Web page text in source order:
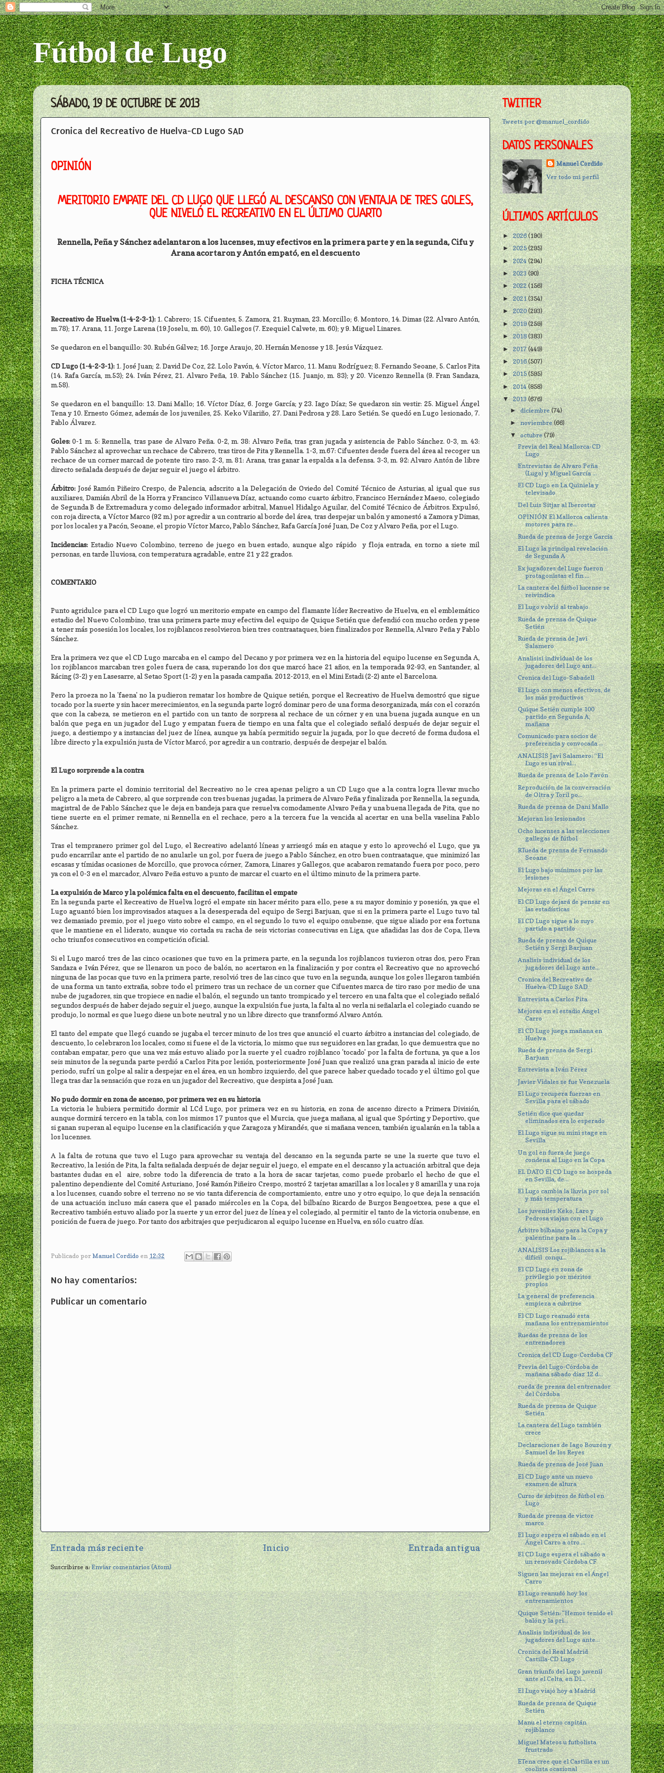
Fútbol de Lugo
SÁBADO, 19 DE OCTUBRE DE 2013
Cronica del Recreativo de Huelva-CD Lugo SAD
OPINIÓN
MERITORIO EMPATE DEL CD LUGO QUE LLEGÓ AL DESCANSO CON VENTAJA DE TRES GOLES,
QUE NIVELÓ EL RECREATIVO EN EL ÚLTIMO CUARTO
Rennella, Peña y Sánchez adelantaron a los lucenses, muy efectivos en la primera parte y en la segunda, Cifu y
Arana acortaron y Antón empató, en el descuento
FICHA TÉCNICA
Recreativo de Huelva (1-4-2-3-1): 1. Cabrero; 15. Cifuentes, 5. Zamora, 21. Ruyman, 23. Morcillo; 6. Montoro, 14. Dimas (22. Alvaro Antón,
m.78); 17. Arana, 11. Jorge Larena (19.Joselu, m. 60), 10. Gallegos (7. Ezequiel Calvete, m. 60); y 9. Miguel Linares.
Se quedaron en el banquillo: 30. Rubén Gálvez; 16. Jorge Araujo, 20. Hernán Menosse y 18. Jesús Vázquez.
CD Lugo (1-4-2-3-1): 1. José Juan; 2. David De Coz, 22. Lolo Pavón, 4. Víctor Marco, 11. Manu Rodríguez; 8. Fernando Seoane, 5. Carlos Pita
(14. Rafa García, m.53); 24. Iván Pérez, 21. Alvaro Peña, 19. Pablo Sánchez (15. Juanjo, m. 83); y 20. Vicenzo Rennella (9. Fran Sandaza,
m.58).
Se quedaron en el banquillo: 13. Dani Mallo; 16. Víctor Díaz, 6. Jorge García; y 23. Iago Díaz; Se quedaron sin vestir: 25. Miguel Ángel
Tena y 10. Ernesto Gómez, además de los juveniles, 25. Keko Vilariño, 27. Dani Pedrosa y 28. Laro Setién. Se quedó en Lugo lesionado, 7.
Pablo Álvarez.
Goles:0-1 m. 5: Rennella, tras pase de Alvaro Peña. 0-2, m. 38: Alvaro Peña, tras gran jugada y asistencia de Pablo Sánchez. 0-3, m. 43:
Pablo Sánchez al aprovechar un rechace de Cabrero, tras tiros de Pita y Rennella. 1-3, m.67: Cifuentes desde fuera del área al recoger un
rechace de un corner marcad de potente tiro raso. 2-3, m. 81: Arana, tras ganar la espalda a la defensa. 3-3, m. 92: Alvaro Antón de libre
directo señalada después de dejar seguir el juego el árbitro.
Árbitro: José Ramón Piñeiro Crespo, de Palencia, adscrito a la Delegación de Oviedo del Comité Técnico de Asturias, al igual que sus
auxiliares, Damián Abril de la Horra y Francisco Villanueva Díaz, actuando como cuarto árbitro, Francisco Hernández Maeso, colegiado
de Segunda B de Extremadura y como delegado informador arbitral, Manuel Hidalgo Aguilar, del Comité Técnico de Árbitros. Expulsó,
con roja directa, a Víctor Marco (92 m.) por agredir a un contrario al borde del área, tras despejar un balón y amonestó a Zamora y Dimas,
por los locales y a Pacón, Seoane, el propio Víctor Marco,Pablo Sánchez, Rafa García José Juan, De Coz y Alvaro Peña, por el Lugo.
Incidencias: Estadio Nuevo Colombino, terreno de juego en buen estado, aunque algo rápido y floja entrada, en torno a siete mil
personas, en tarde lluviosa, con temperatura agradable, entre 21 y 22 grados.
COMENTARIO
Punto agridulce para el CD Lugo que logró un meritorio empate en campo del flamante líder Recreativo de Huelva, en el emblemático
estadio del Nuevo Colombino, tras una primera parte muy efectiva del equipo de Quique Setién que defendió con mucho orden y pese
a tener más posesión los locales, los rojiblancos resolvieron bien tres contraataques, bien finalizados por Rennella, Alvaro Peña y Pablo
Sánchez.
Era la primera vez que el CD Lugo marcaba en el campo del Decano y por primera vez en la historia del equipo lucense en Segunda A,
los rojiblancos marcaban tres goles fuera de casa, superando los dos que marcó hace 21 años, en la temporada 92-93, en Santander, al
Rácing (3-2) y en Lasesarre, al Setao Sport (1-2) y en la pasada campaña. 2012-2013, en el Mini Estadi (2-2) ante el Barcelona.
Pero la proeza no la 'faena' no la pudieron rematar los hombre de Quique setién, porque el Recreativo de Huelva demostró que sigue
tocado por la suerte y sin hacer merecimientos, en la segunda parte logró dominar pero de una forma desorganizada, más con el corazón
que con la cabeza, se metieron en el partido con un tanto de sorpresa al rechace de un córner y en una buena jugada aunque en un
balón que pega en un jugador del Lugo y empatan fuera de tiempo en una falta que el colegiado señaló después de dejar seguir el
juego, a destiempo y a instancias del juez de línea, aunque ya había permitido seguir la jugada, por lo que decretó de forma dudosa el
libre directo y la expulsión justa de Víctor Marcó, por agredir a un contrario, después de despejar el balón.
El Lugo sorprende a la contra
En la primera parte el dominio territorial del Recreativo no le crea apenas peligro a un CD Lugo que a la contra logra llevar mucho
peligro a la meta de Cabrero, al que sorprende con tres buenas jugadas, la primera de Alvaro Peña y finalizada por Rennella, la segunda,
magistral de de Pablo Sánchez que le deja en bandeja para que resuelva comodamente Alvaro Peña y una buena llegada de Pita, que no
tiene suerte en el primer remate, ni Rennella en el rechace, pero a la tercera fue la vencida al acertar en una bella vaselina Pablo
Sánchez.
Tras el tempranero primer gol del Lugo, el Recreativo adelantó líneas y arriesgó más en ataque y esto lo aprovechó el Lugo, que ya
pudo encarrilar ante el partido de no anularle un gol, por fuera de juego a Pablo Sánchez, en otro buen contraataque, que minimizó las
escasas y tímidas ocasiones de Morcillo, que provoca córner, Zamora, Linares y Gallegos, que acabaron rematando fuera por poco, pero
ya con el 0-3 en el marcador, Alvaro Peña estuvo a punto de marcar el cuarto en el último minuto de la primera parte.
La expulsión de Marco y la polémica falta en el descuento, facilitan el empate
En la segunda parte el Recreativo de Huelva logró el empate sin hacer mérito para ello, pese a su mayor dominio y posesión, ya que el
Lugo aguantó bien los improvisados ataques a la desesperada del equipo de Sergi Barjuan, que si en la primera parte el Lugo tuvo tal
vez demasiado premio, por el juego visto sobre el campo, en el segundo lo tuvo el equipo onubense, que sigue aliado por esa fortuna
que le mantiene en el liderato, aunque vio cortada su racha de seis victorias consecutivas en Liga, que añadidas las dos de Copa, lleva
ocho triunfos consecutivos en competición oficial.
Si el Lugo marcó tres de las cinco ocasiones que tuvo en la primera parte, en la segunda los rojiblancos tuvieron otras dos, pero Fran
Sandaza e Iván Pérez, que se llenaron un poco de balón, no acertaron en la finalización y por contra el Recreativo que no aprovechó
ninguna de las pocas que tuvo en la primera parte, resolvió tres de las cinco que tuvo en la segunda, aunque los goles llegaron también
de una forma un tanto extraña, sobre todo el primero tras un rechace de un corner que Cifuentes marca de tiro raso por medio de una
nube de jugadores, sin que tropiece en nadie el balón, el segundo un tanto trompicado y el tercero en una falta que el colegiado señaló
segundos después de haber dejado seguir el juego, aunque la expulsión fue justa, la falta al no verla ni señalarla el colegiado cuando se
produjo, lo normal es que luego diese un bote neutral y no un libre directo que transformó Alvaro Antón.
El tanto del empate que llegó cuando se jugaba el tercer minuto de los tres que anunció el cuarto árbitro a instancias del colegiado, de
descuento, lo celebraron los locales, como si fuese el de la victoria, lo mismo que sus seguidores en las gradas, lo que demuestra que no
contaban empatar, pero que una vez más estuvo aliado por la suerte y el cuadro rojiblanco 'tocado' por la falta de fortuna, ya que a los
seis minutos de la segunda parte perdió a Carlos Pita por lesión, posteriormente José Juan que realizó una gran parada al inicio de este
periodo, sufrí un golpe al salir a despejar en el área, en un hombro izquierdo, del que parece haber quedado tocado y el último gol que
llega tras dar la sensación que roza en un jugador del Recreativo, que despista a José Juan.
No pudo dormir en zona de ascenso, por primera vez en su historia
La victoria le hubiera permitido dormir al LCd Lugo, por primera vez en su historia, en zona de ascenso directo a Primera División,
aunque dormirá tercero en la tabla, con los mismos 17 puntos que el Murcia, que juega mañana, al igual que Spórting y Deportivo, que
si ganan superan al equipo lucense en la clasificación y que Zaragoza y Mirandés, que si mañana vencen, también igualarán en la tabla a
los lucenses.
A la falta de rotuna que tuvo el Lugo para aprovechar su ventaja del descanso en la segunda parte se une la suerte que tuvo el
Recreativo, la lesión de Pita, la falta señalada después de dejar seguir el juego, el empate en el descanso y la actuación arbitral que deja
bastantes dudas en el aire, sobre todo la diferencia de trato a la hora de sacar tarjetas, como puede probarlo el hecho de que el
palentino dependiente del Comité Asturiano, José Ramón Piñeiro Crespo, mostró 2 tarjetas amarillas a los locales y 8 amarilla y una roja
a los lucenses, cuando sobre el terreno no se vio tanta diferencia de comportamiento, entre uno y otro equipo, lo que deja la sensación
de una actuación incluso más casera que el pasado miércoles en la Copa, del bilbaíno Ricardo de Burgos Bengoetxea, pese a que el
Recreativo también estuvo aliado por la suerte y un error del juez de línea y el colegiado, al permitir el tanto de la victoria onubense, en
posición de fuera de juego. Por tanto dos arbitrajes que perjudicaron al equipo lucense en Huelva, en sólo cuatro días.
Publicado por Manuel Cordido en 12:32
No hay comentarios:
Publicar un comentario
Entrada más reciente Entrada antigua
Inicio
Suscribirse a:Enviar comentarios (Atom)
TWITTER
Tweets por @manuel_cordido
DATOS PERSONALES
Manuel Cordido
Ver todo mi perfil
ÚLTIMOS ARTÍCULOS
►2026(190)
►2025(295)
►2024(294)
►2023(90)
►2022(156)
►2021(354)
►2020(293)
►2019(259)
►2018(383)
►2017(449)
►2016(507)
►2015(595)
►2014(858)
▼2013(676)
►diciembre(74)
►noviembre(66)
▼octubre(79)
Previa del Real Mallorca-CD
Lugo
Entrevistas de Alvaro Peña
(Lugo) y Miguel García ...
El CD Lugo en La Quiniela y
televisado
Del Luis Sitjar al Iberostar
OPINIÓN El Mallorca calienta
motores para re...
Rueda de prensa de Jorge García
El Lugo la principal revelación
de Segunda A
Ex jugadores del Lugo fueron
protagonistas el fin ...
La cantera del fútbol lucense se
reivindica
El Lugo volvió al trabajo
Rueda de prensa de Quique
Setién
Rueda de prensa de Javi
Salamero
Analisisi individual de los
jugadores del Lugo ant...
Cronica del Lugo-Sabadell
El Lugo con menos efectivos, de
los más productivos
Quique Setién cumple 100
partido en Segunda A,
mañana
Comunicado para socios de
preferencia y convocada ...
ANALISIS Javi Salamero: “El
Lugo es un rival...
Rueda de prensa de Lolo Pavón
Reprodución de la conversación
de Oltra y Toril po...
Rueda de prensa de Dani Mallo
Mejoran los lesionados
Ocho lucenses a las selecciones
gallegas de fútbol
RTueda de prensa de Fernando
Seoane
El Lugo bajo mínimos por las
lesiones
Mejoras en el Ángel Carro
El CD Lugo dejará de pensar en
las estadísticas
El CD Lugo sigue a lo suyo
partido a partido
Rueda de prensa de Quique
Setién y Sergi Barjuan
Analisis individual de los
jugadores del Lugo ante...
Cronica del Recreativo de
Huelva-CD Lugo SAD
Entrevista a Carlos Pita
Mejoras en el estadio Ángel
Carro
El CD Lugo juega mañana en
Huelva
Rueda de prensa de Sergi
Barjuan
Entrevista a Iván Pérez
Javier Vidales se fue Venezuela
El Lugo recupera fuerzas en
Sevilla para el sábado
Setién dice que quedar
eliminados era lo esperado
El Lugo sigue su mini stage en
Sevilla
Un gol en fuera de juego
condena al Lugo en la Copa
EL DATO El CD Lugo se hospeda
en Sevilla, de...
El Lugo cambia la lluvia por sol
y más temperatura
Los juveniles Keko, Laro y
Pedrosa viajan con el Lugo
Árbitro bilbaino para la Copa y
palentino para la ...
ANALISIS Los rojiblancos a la
difícil conqu...
El CD Lugo en zona de
privilegio por méritos
propios
La general de preferencia
empieza a cubrirse
El CD Lugo reanudó esta
mañana los entrenamientos
Ruedas de prensa de los
entrenadores
Cronica del CD Lugo-Cordoba CF
Previa del Lugo-Córdoba de
mañana sábado díaz 12 d...
rueda de prensa del entrenador
del Córdoba
Rueda de prensa de Quique
Setién
La cantera del Lugo también
crece
Declaraciones de Iago Bouzón y
Samuel de los Reyes
Rueda de prensa de José Juan
El CD Lugo ante un nuevo
examen de altura
Curso de árbitros de fútbol en
Lugo
Rueda de prensa de victor
marco
El Lugo espera el sábado en el
Ángel Carro a otro ...
El CD Lugo espera el sábado a
un renovado Córdoba CF
Siguen las mejoras en el Ángel
Carro
El Lugo reanudó hoy los
entrenamientos
Quique Setién: "Hemos tenido el
balón y la pri...
Analisis individual de los
jugadores del Lugo ante...
Cronica del Real Madrid
Castilla-CD Lugo
Gran triunfo del Lugo juvenil
ante el Celta, en Di...
El Lugo viajó hoy a Madrid
Rueda de prensa de Quique
Setién
Manu el eterno capitán
rojiblanco
Miguel Mateos u futbolista
frustrado
ETena cree que el Castilla es un
coolista ocasional